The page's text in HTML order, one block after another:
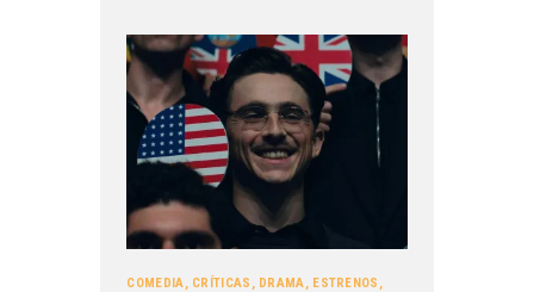
COMEDIA CRÍTICAS DRAMA ESTRENOS